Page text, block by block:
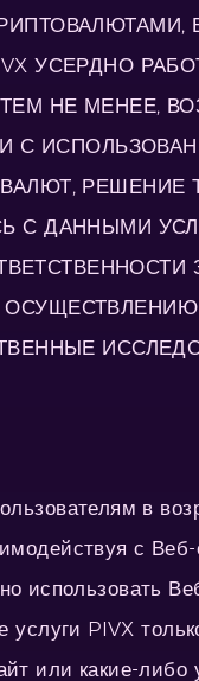
УСЕРДНО
НЕ МЕНЕЕ,
С ДАННЫМИ
в
с
использовать
PIVX
или какие-либо